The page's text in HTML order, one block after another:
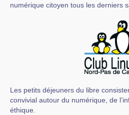
numérique citoyen tous les derniers
Les petits déjeuners du libre
convivial autour du numérique, de
éthique.